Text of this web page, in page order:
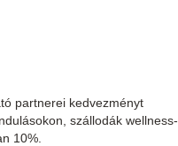
partnerei kedvezményt
szállodák wellness-
10%.